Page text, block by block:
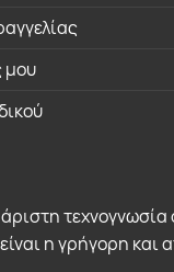
μου
τεχνογνωσία
η γρήγορη και